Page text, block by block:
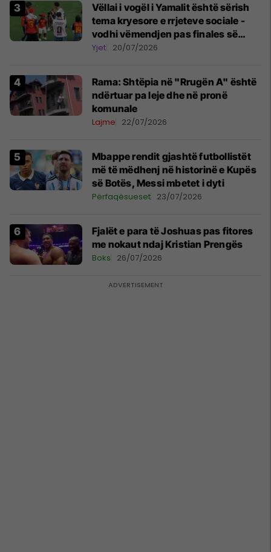
Vëllai i vogël i Yamalit është sërish
tema kryesore e rrjeteve sociale -
vodhi vëmendjen pas finales së
Kupës së Botës
Yjet 20/07/2026
Rama: Shtëpia në "Rrugën A" është
ndërtuar pa leje dhe në pronë
komunale
Lajme 22/07/2026
Mbappe rendit gjashtë futbollistët
më të mëdhenj në historinë e Kupës
së Botës, Messi mbetet i dyti
Përfaqësueset 23/07/2026
Fjalët e para të Joshuas pas fitores
me nokaut ndaj Kristian Prengës
Boks 26/07/2026